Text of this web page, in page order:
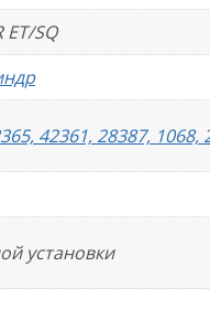
ET/SQ
42361, 28387, 1068,
установки